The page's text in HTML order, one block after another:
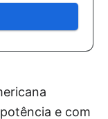
e com